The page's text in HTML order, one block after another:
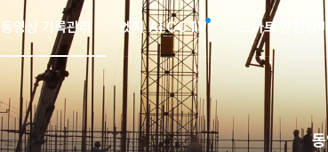
동영상 기록관리 엣지 AI CCTV 스마트 안전장비